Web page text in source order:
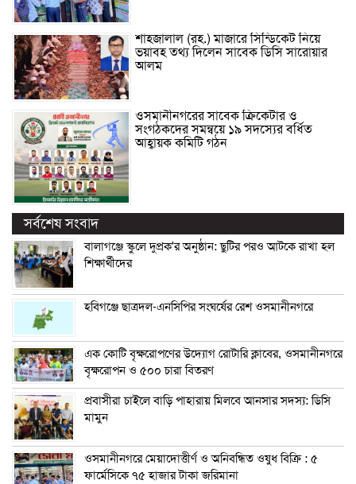
শাহজালাল (রহ.) মাজারে সিন্ডিকেট নিয়ে
ভয়াবহ তথ্য দিলেন সাবেক ডিসি সারোয়ার
আলম
ওসমানীনগরের সাবেক ক্রিকেটার ও
সংগঠকদের সমন্বয়ে ১৯ সদস্যের বর্ধিত
আহ্বায়ক কমিটি গঠন
সর্বশেষ সংবাদ
বালাগঞ্জে স্কুলে দুপ্রক’র অনুষ্ঠান: ছুটির পরও আটকে রাখা হল
শিক্ষার্থীদের
হবিগঞ্জে ছাত্রদল-এনসিপির সংঘর্ষের রেশ ওসমানীনগরে
এক কোটি বৃক্ষরোপণের উদ্যোগ রোটারি ক্লাবের, ওসমানীনগরে
বৃক্ষরোপন ও ৫০০ চারা বিতরণ
প্রবাসীরা চাইলে বাড়ি পাহারায় মিলবে আনসার সদস্য: ডিসি
মামুন
ওসমানীনগরে মেয়াদোত্তীর্ণ ও অনিবন্ধিত ওষুধ বিক্রি : ৫
ফার্মেসিকে ৭৫ হাজার টাকা জরিমানা